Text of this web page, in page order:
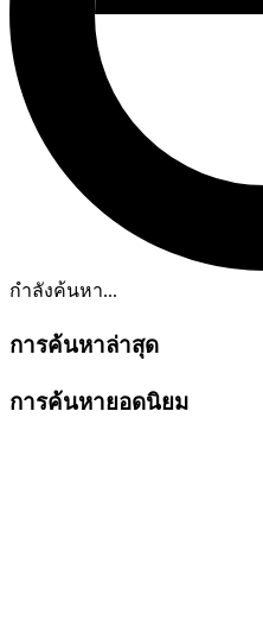
กำลังค้นหา...
การค้นหาล่าสุด
การค้นหายอดนิยม